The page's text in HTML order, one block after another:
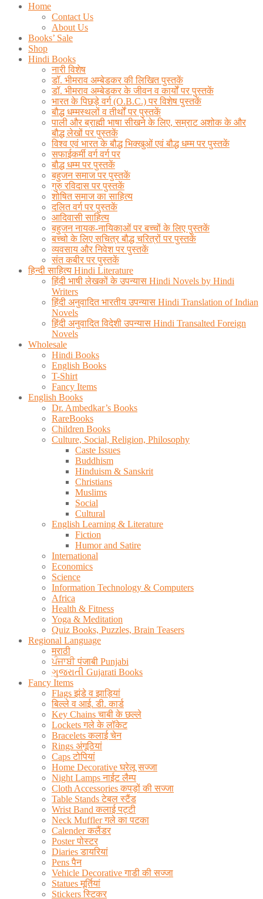
Home
Contact Us
About Us
Books’ Sale
Shop
Hindi Books
नारी विशेष
डॉ. भीमराव अम्बेडकर की लिखित पुस्तकें
डॉ. भीमराव अम्बेडकर के जीवन व कार्यों पर पुस्तकें
भारत के पिछड़े वर्ग (O.B.C.) पर विशेष पुस्तकें
बौद्ध धम्मस्थलों व तीर्थों पर पुस्तकें
पाली और ब्राह्मी भाषा सीखने के लिए, सम्राट अशोक के और
बौद्ध लेखों पर पुस्तकें
विश्व एवं भारत के बौद्ध भिक्खुओं एवं बौद्ध धम्म पर पुस्तकें
सफाईकर्मी वर्ग वर्ग पर
बौद्ध धम्म पर पुस्तकें
बहुजन समाज पर पुस्तकें
गुरु रविदास पर पुस्तकें
शोषित समाज का साहित्य
दलित वर्ग पर पुस्तकें
आदिवासी साहित्य
बहुजन नायक-नायिकाओं पर बच्चों के लिए पुस्तकें
बच्चो के लिए सचित्र बौद्ध चरित्रों पर पुस्तकें
व्यवसाय और निवेश पर पुस्तकें
संत कबीर पर पुस्तकें
हिन्दी साहित्य Hindi Literature
हिंदी भाषी लेखकों के उपन्यास Hindi Novels by Hindi
Writers
हिंदी अनुवादित भारतीय उपन्यास Hindi Translation of Indian
Novels
हिंदी अनुवादित विदेशी उपन्यास Hindi Transalted Foreign
Novels
Wholesale
Hindi Books
English Books
T-Shirt
Fancy Items
English Books
Dr. Ambedkar’s Books
RareBooks
Children Books
Culture, Social, Religion, Philosophy
Caste Issues
Buddhism
Hinduism & Sanskrit
Christians
Muslims
Social
Cultural
English Learning & Literature
Fiction
Humor and Satire
International
Economics
Science
Information Technology & Computers
Africa
Health & Fitness
Yoga & Meditation
Quiz Books, Puzzles, Brain Teasers
Regional Language
मराठी
ਪੰਜਾਬੀ पंजाबी Punjabi
ગુજરાતી Gujarati Books
Fancy Items
Flags झंडे व झाड़ियां
बिल्ले व आई. डी. कार्ड
Key Chains चाबी के छल्ले
Lockets गले के लॉकेट
Bracelets कलाई चेन
Rings अंगूठियां
Caps टोपियां
Home Decorative घरेलू सज्जा
Night Lamps नाईट लैम्प
Cloth Accessories कपड़ों की सज्जा
Table Stands टेबल स्टैंड
Wrist Band कलाई पट्टी
Neck Muffler गले का पटका
Calender कलैंडर
Poster पोस्टर
Diaries डायरियां
Pens पैन
Vehicle Decorative गाडी की सज्जा
Statues मूर्तियां
Stickers स्टिकर